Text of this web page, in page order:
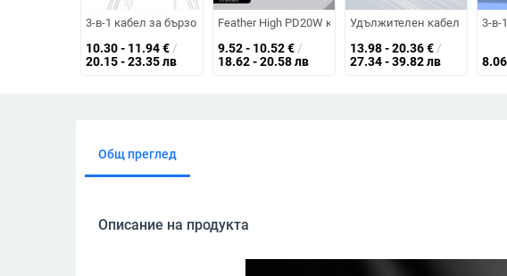
3-в-1 кабел за бързо зареждане с конектори Lightning, USB-C и Micro USB;
10.30 - 11.94€ /
20.15 - 23.35 лв
Feather High PD20W кабел за данни с Lightning/
9.52 - 10.52€ /
18.62 - 20.58 лв
Удължителен кабел Type-C
13.98 - 20.36€ /
27.34 - 39.82 лв
3-в-
8.06
Общ преглед
Описание на продукта